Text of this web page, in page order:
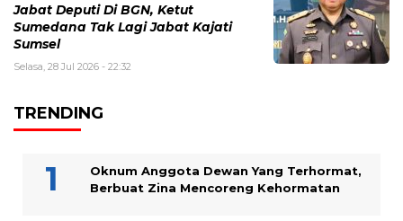
Jabat Deputi Di BGN, Ketut
Sumedana Tak Lagi Jabat Kajati
Sumsel
Selasa, 28 Jul 2026 - 22:32
TRENDING
Oknum Anggota Dewan Yang Terhormat,
Berbuat Zina Mencoreng Kehormatan